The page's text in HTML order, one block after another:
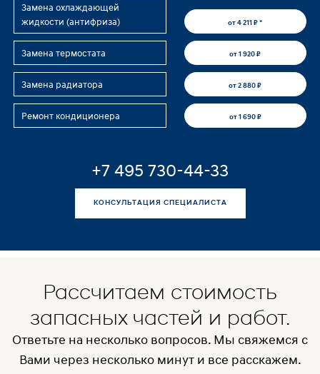
Замена охлаждающей
жидкости (антифриза)
от 4 211 ₽ *
Замена термостата от 1 920 ₽
Замена радиатора от 2 880 ₽
Ремонт кондиционера от 1 690 ₽
+7 495 730-44-33
КОНСУЛЬТАЦИЯ СПЕЦИАЛИСТА
Рассчитаем стоимость
запасных частей и работ.
Ответьте на несколько вопросов. Мы свяжемся с
Вами через несколько минут и все расскажем.